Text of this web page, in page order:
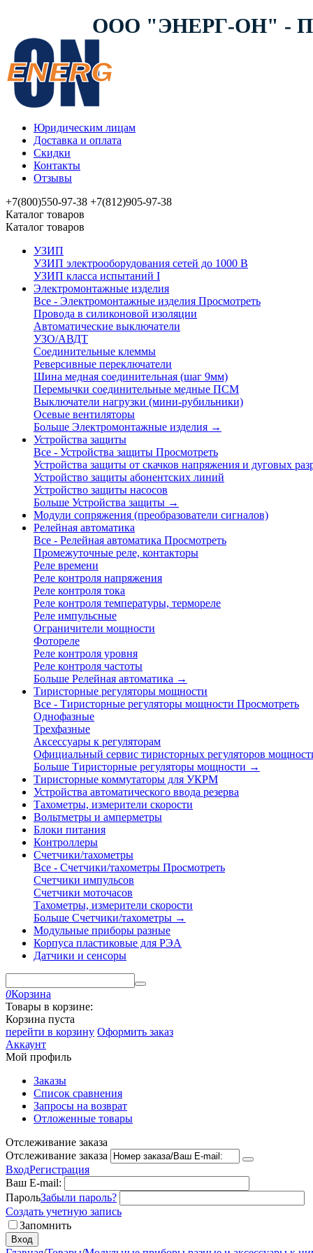
ООО "ЭНЕРГ-ОН" -
Юридическим лицам
Доставка и оплата
Скидки
Контакты
Отзывы
+7(800)550-97-38 +7(812)905-97-38
Каталог товаров
Каталог товаров
УЗИП
УЗИП электрооборудования сетей до 1000 В
УЗИП клaссa испытаний I
Электромонтажные изделия
Все - Электромонтажные изделия Просмотреть
Провода в силиконовой изоляции
Автоматические выключатели
УЗО/АВДТ
Соединительные клеммы
Реверсивные переключатели
Шина медная соединительная (шаг 9мм)
Перемычки соединительные медные ПСМ
Выключатели нагрузки (мини-рубильники)
Осевые вентиляторы
Больше Электромонтажные изделия →
Устройства защиты
Все - Устройства защиты Просмотреть
Устройства защиты от скачков напряжения и дуговых
Устройство защиты абонентских линий
Устройство защиты насосов
Больше Устройства защиты →
Модули сопряжения (преобразователи сигналов)
Релейная автоматика
Все - Релейная автоматика Просмотреть
Промежуточные реле, контакторы
Реле времени
Реле контроля напряжения
Реле контроля тока
Реле контроля температуры, термореле
Реле импульсные
Ограничители мощности
Фотореле
Реле контроля уровня
Реле контроля частоты
Больше Релейная автоматика →
Тиристорные регуляторы мощности
Все - Тиристорные регуляторы мощности Просмотреть
Однофазные
Трехфазные
Аксессуары к регуляторам
Официальный сервис тиристорных регуляторов
Больше Тиристорные регуляторы мощности →
Тиристорные коммутаторы для УКРМ
Устройства автоматического ввода резерва
Тахометры, измерители скорости
Вольтметры и амперметры
Блоки питания
Контроллеры
Счетчики/тахометры
Все - Счетчики/тахометры Просмотреть
Счетчики импульсов
Счетчики моточасов
Тахометры, измерители скорости
Больше Счетчики/тахометры →
Модульные приборы разные
Корпуса пластиковые для РЭА
Датчики и сенсоры
0Корзина
Товары в корзине:
Корзина пуста
перейти в корзину Оформить заказ
Аккаунт
Мой профиль
Заказы
Список сравнения
Запросы на возврат
Отложенные товары
Отслеживание заказа
Отслеживание заказа
ВходРегистрация
Ваш E-mail:
ПарольЗабыли пароль?
Создать учетную запись
Запомнить
Вход